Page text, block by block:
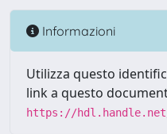
Informazioni
Utilizza questo
link a questo
https://hdl.handle.net/